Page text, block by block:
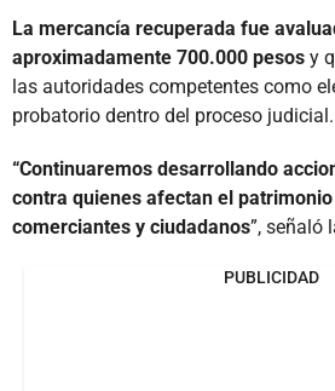
La mercancía recuperada fue
aproximadamente 700.000 pesos y
las autoridades competentes como
probatorio dentro del proceso judicial.
“Continuaremos desarrollando
contra quienes afectan el
comerciantes y ciudadanos”, señaló
PUBLICIDAD